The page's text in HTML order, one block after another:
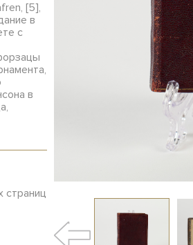
[5],
в
с
в
страниц